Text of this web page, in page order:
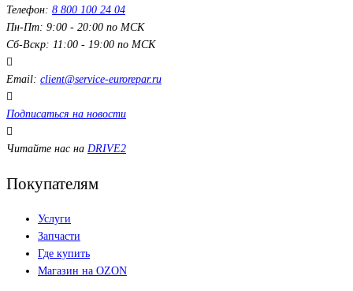
Телефон: 8 800 100 24 04
Пн-Пт: 9:00 - 20:00 по МСК
Сб-Вскр: 11:00 - 19:00 по МСК
Email: client@service-eurorepar.ru
Подписаться на новости
Читайте нас на DRIVE2
Покупателям
Услуги
Запчасти
Где купить
Магазин на OZON